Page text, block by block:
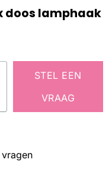
doos lamphaak
STEL EEN
VRAAG